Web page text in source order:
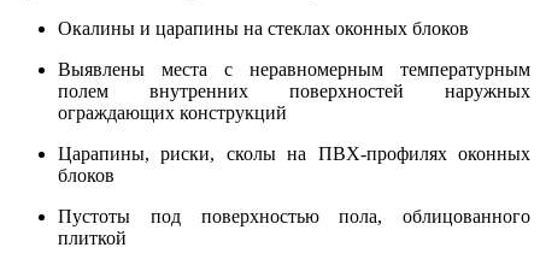
Окалины и царапины на стеклах оконных блоков
Выявлены места с неравномерным температурным
полем внутренних поверхностей наружных
ограждающих конструкций
Царапины, риски, сколы на ПВХ-профилях оконных
блоков
Пустоты под поверхностью пола, облицованного
плиткой